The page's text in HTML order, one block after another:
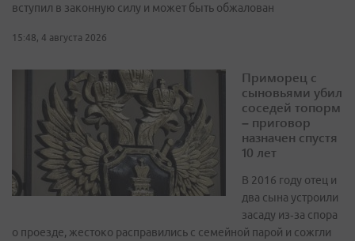
вступил в законную силу и может быть обжалован
15:48, 4 августа 2026
Приморец с
сыновьями убил
соседей топорм
– приговор
назначен спустя
10 лет
В 2016 году отец и
два сына устроили
засаду из‑за спора
о проезде, жестоко расправились с семейной парой и сожгли